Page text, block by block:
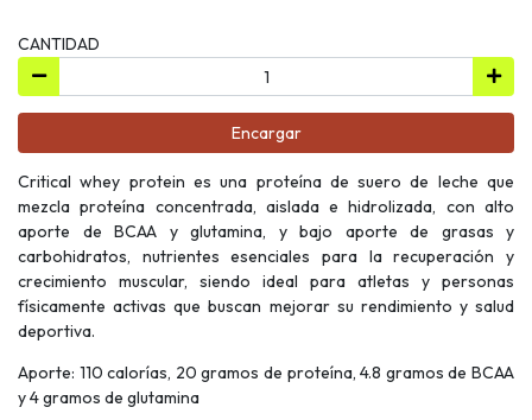
CANTIDAD
Encargar
Critical whey protein es una proteína de suero de leche que
mezcla proteína concentrada, aislada e hidrolizada, con alto
aporte de BCAA y glutamina, y bajo aporte de grasas y
carbohidratos, nutrientes esenciales para la recuperación y
crecimiento muscular, siendo ideal para atletas y personas
físicamente activas que buscan mejorar su rendimiento y salud
deportiva.
Aporte: 110 calorías, 20 gramos de proteína, 4.8 gramos de BCAA
y 4 gramos de glutamina